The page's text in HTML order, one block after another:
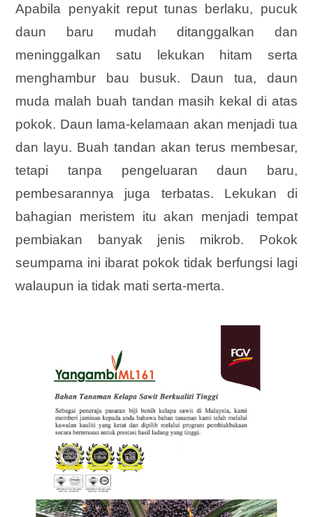
Apabila penyakit reput tunas berlaku, pucuk
daun baru mudah ditanggalkan dan
meninggalkan satu lekukan hitam serta
menghambur bau busuk. Daun tua, daun
muda malah buah tandan masih kekal di atas
pokok. Daun lama-kelamaan akan menjadi tua
dan layu. Buah tandan akan terus membesar,
tetapi tanpa pengeluaran daun baru,
pembesarannya juga terbatas. Lekukan di
bahagian meristem itu akan menjadi tempat
pembiakan banyak jenis mikrob. Pokok
seumpama ini ibarat pokok tidak berfungsi lagi
walaupun ia tidak mati serta-merta.